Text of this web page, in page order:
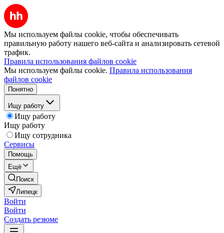
Мы используем файлы cookie, чтобы обеспечивать
правильную работу нашего веб-сайта и анализировать сетевой
трафик.
Правила использования файлов cookie
Мы используем файлы cookie. Правила использования
файлов cookie
Понятно
Ищу работу
Ищу работу
Ищу работу
Ищу сотрудника
Сервисы
Помощь
Ещё
Поиск
Липецк
Войти
Войти
Создать резюме